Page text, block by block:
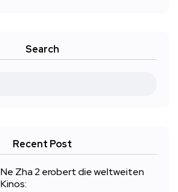
Search
Recent Post
Ne Zha 2 erobert die weltweiten
Kinos: